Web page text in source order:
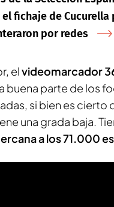
fichaje de Cucurella
por redes
elvideomarcador
buena parte de los
si bien es cierto
una grada baja.
a los 71.000